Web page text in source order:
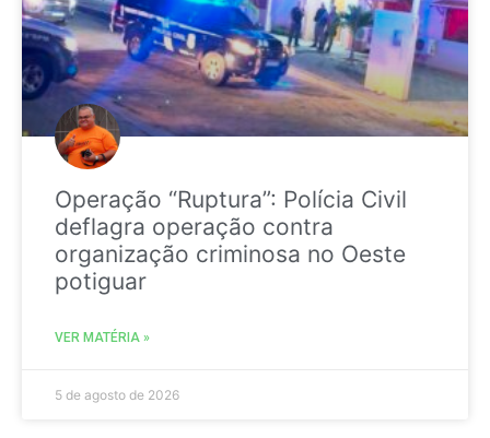
Operação “Ruptura”: Polícia Civil
deflagra operação contra
organização criminosa no Oeste
potiguar
VER MATÉRIA »
5 de agosto de 2026